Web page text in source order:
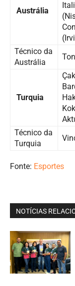
Austrália
Técnico da
Austrália
Turquia
Técnico da
Turquia
Fonte: Esportes
NOTÍCIAS